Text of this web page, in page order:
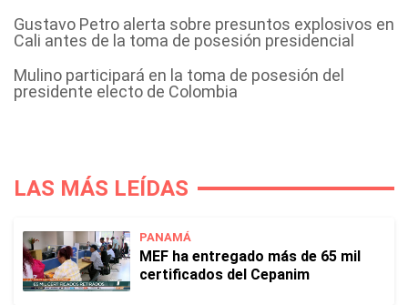
Gustavo Petro alerta sobre presuntos explosivos en
Cali antes de la toma de posesión presidencial
Mulino participará en la toma de posesión del
presidente electo de Colombia
LAS MÁS LEÍDAS
PANAMÁ
MEF ha entregado más de 65 mil
certificados del Cepanim